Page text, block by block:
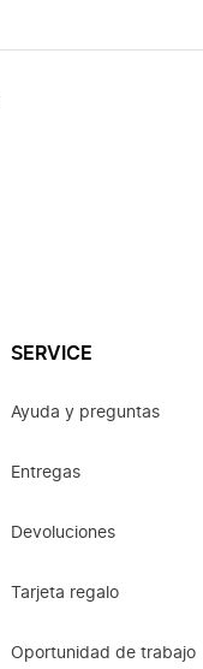
SERVICE
Ayuda y preguntas
Entregas
Devoluciones
Tarjeta regalo
Oportunidad de trabajo